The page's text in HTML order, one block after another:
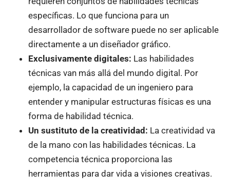
específicas. Lo que funciona para un
desarrollador de software puede no ser aplicable
directamente a un diseñador gráfico.
Exclusivamente digitales: Las habilidades
técnicas van más allá del mundo digital. Por
ejemplo, la capacidad de un ingeniero para
entender y manipular estructuras físicas es una
forma de habilidad técnica.
Un sustituto de la creatividad: La creatividad va
de la mano con las habilidades técnicas. La
competencia técnica proporciona las
herramientas para dar vida a visiones creativas.